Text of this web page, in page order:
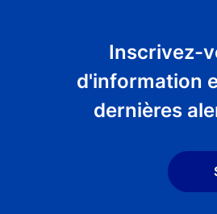
Inscrivez-
d'information
dernières